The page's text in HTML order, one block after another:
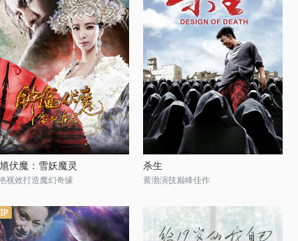
伏魔：雪妖魔灵
视效打造魔幻奇缘
杀生
黄渤演技巅峰佳作